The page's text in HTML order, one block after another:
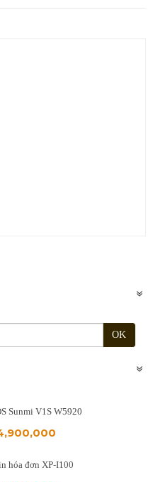
OK
Sunmi V1S W5920
hóa đơn XP-I100